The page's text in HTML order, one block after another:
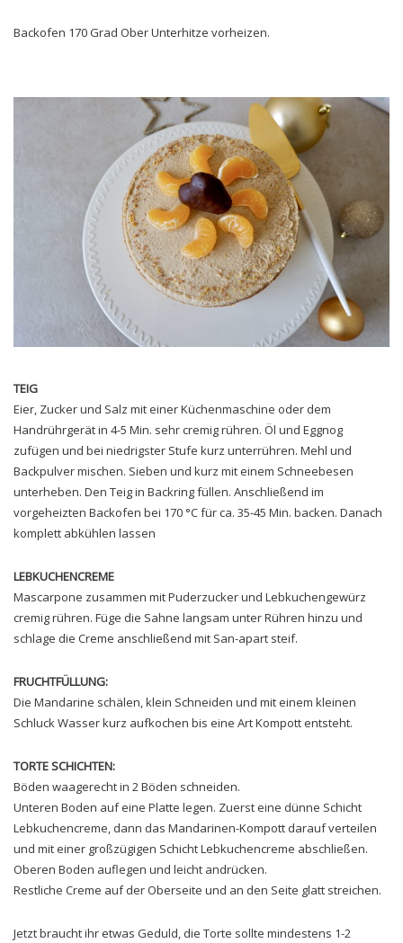
Backofen 170 Grad Ober Unterhitze vorheizen.
TEIG
Eier, Zucker und Salz mit einer Küchenmaschine oder dem
Handrührgerät in 4-5 Min. sehr cremig rühren. Öl und Eggnog
zufügen und bei niedrigster Stufe kurz unterrühren. Mehl und
Backpulver mischen. Sieben und kurz mit einem Schneebesen
unterheben. Den Teig in Backring füllen. Anschließend im
vorgeheizten Backofen bei 170 °C für ca. 35-45 Min. backen. Danach
komplett abkühlen lassen
LEBKUCHENCREME
Mascarpone zusammen mit Puderzucker und Lebkuchengewürz
cremig rühren. Füge die Sahne langsam unter Rühren hinzu und
schlage die Creme anschließend mit San-apart steif.
FRUCHTFÜLLUNG:
Die Mandarine schälen, klein Schneiden und mit einem kleinen
Schluck Wasser kurz aufkochen bis eine Art Kompott entsteht.
TORTE SCHICHTEN:
Böden waagerecht in 2 Böden schneiden.
Unteren Boden auf eine Platte legen. Zuerst eine dünne Schicht
Lebkuchencreme, dann das Mandarinen-Kompott darauf verteilen
und mit einer großzügigen Schicht Lebkuchencreme abschließen.
Oberen Boden auflegen und leicht andrücken.
Restliche Creme auf der Oberseite und an den Seite glatt streichen.
Jetzt braucht ihr etwas Geduld, die Torte sollte mindestens 1-2